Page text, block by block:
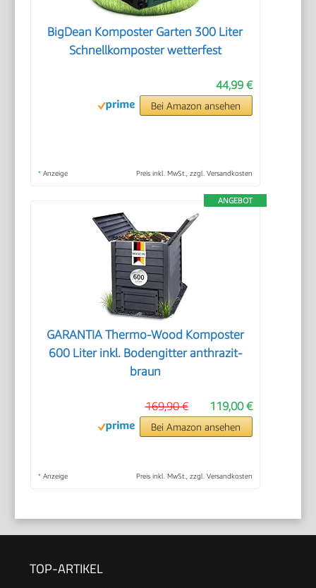
BigDean Komposter Garten 300 Liter
Schnellkomposter wetterfest
44,99 €
Bei Amazon ansehen
* Anzeige Preis inkl. MwSt., zzgl. Versandkosten
ANGEBOT
GARANTIA Thermo-Wood Komposter
600 Liter inkl. Bodengitter anthrazit-
braun
119,00 €
169,90 €
Bei Amazon ansehen
* Anzeige Preis inkl. MwSt., zzgl. Versandkosten
TOP-ARTIKEL